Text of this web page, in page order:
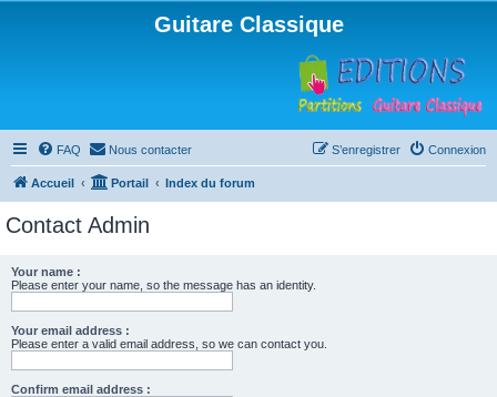
Guitare Classique
FAQ Nous contacter Connexion
S’enregistrer
Accueil Portail Index du forum
Contact Admin
Your name :
Please enter your name, so the message has an identity.
Your email address :
Please enter a valid email address, so we can contact you.
Confirm email address :